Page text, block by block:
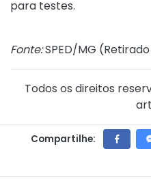
para testes.
Fonte:SPED/MG (
Todos os direitos
Compartilhe: